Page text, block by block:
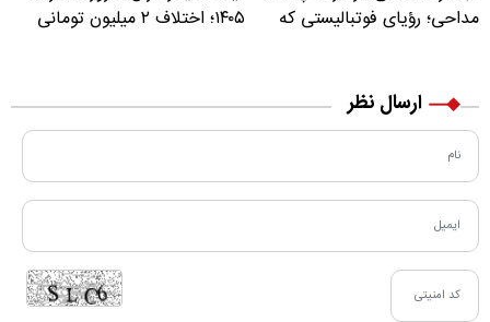
مداحی؛ رؤیای فوتبالیستی که
۱۴۰۵؛ اختلاف ۲ میلیون تومانی
ارسال نظر